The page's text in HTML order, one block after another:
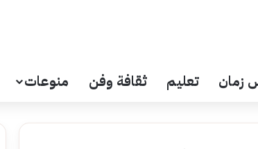
زمان تعليم ثقافة وفن منوعات